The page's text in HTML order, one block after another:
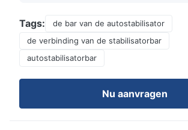
Tags:
de bar van de autostabilisator
de verbinding van de stabilisatorbar
autostabilisatorbar
Nu aanvragen